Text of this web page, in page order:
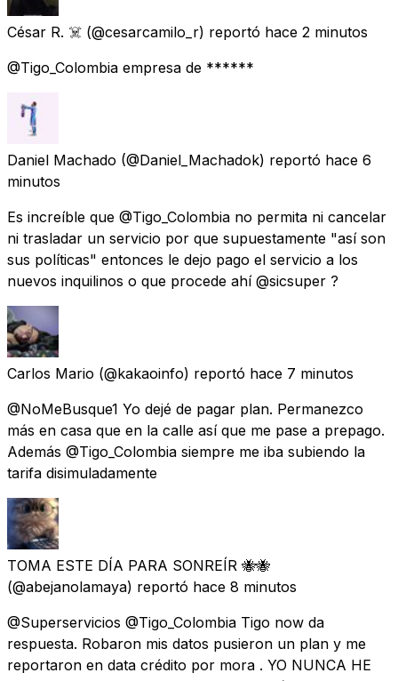
César R. ☠️ (@cesarcamilo_r) reportó hace 2 minutos
@Tigo_Colombia empresa de ******
Daniel Machado (@Daniel_Machadok) reportó hace 6
minutos
Es increíble que @Tigo_Colombia no permita ni cancelar
ni trasladar un servicio por que supuestamente "así son
sus políticas" entonces le dejo pago el servicio a los
nuevos inquilinos o que procede ahí @sicsuper ?
Carlos Mario (@kakaoinfo) reportó hace 7 minutos
@NoMeBusque1 Yo dejé de pagar plan. Permanezco
más en casa que en la calle así que me pase a prepago.
Además @Tigo_Colombia siempre me iba subiendo la
tarifa disimuladamente
TOMA ESTE DÍA PARA SONREÍR 🐝🐝
(@abejanolamaya) reportó hace 8 minutos
@Superservicios @Tigo_Colombia Tigo now da
respuesta. Robaron mis datos pusieron un plan y me
reportaron en data crédito por mora . YO NUNCA HE